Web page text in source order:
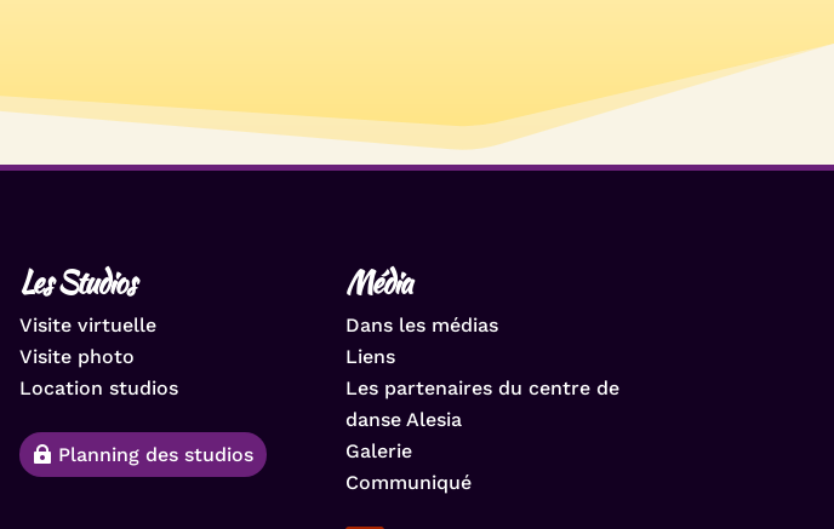
Les Studios
Visite virtuelle
Visite photo
Location studios
Planning des studios
Média
Dans les médias
Liens
Les partenaires du centre de
danse Alesia
Galerie
Communiqué